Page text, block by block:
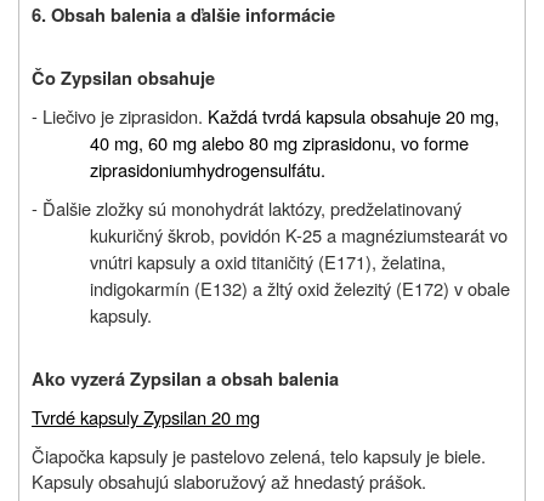
6. Obsah balenia a ďalšie informácie
Čo Zypsilan obsahuje
- Liečivo je ziprasidon. Každá tvrdá kapsula obsahuje 20 mg,
40 mg, 60 mg alebo 80 mg ziprasidonu, vo forme
ziprasidoniumhydrogensulfátu.
- Ďalšie zložky sú monohydrát laktózy, predželatinovaný
kukuričný škrob, povidón K-25 a magnéziumstearát vo
vnútri kapsuly a oxid titaničitý (E171), želatina,
indigokarmín (E132) a žltý oxid železitý (E172) v obale
kapsuly.
Ako vyzerá Zypsilan a obsah balenia
Tvrdé kapsuly Zypsilan 20 mg
Čiapočka kapsuly je pastelovo zelená, telo kapsuly je biele.
Kapsuly obsahujú slaboružový až hnedastý prášok.